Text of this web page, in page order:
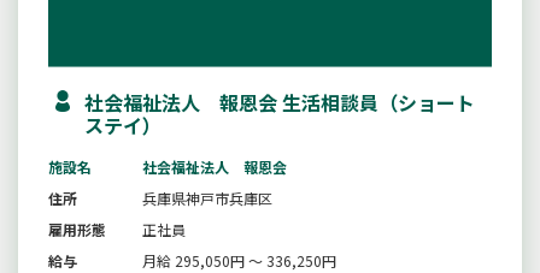
社会福祉法人 報恩会 生活相談員（ショート
ステイ）
施設名
社会福祉法人 報恩会
住所
兵庫県神戸市兵庫区
雇用形態
正社員
給与
月給 295,050円 ～ 336,250円